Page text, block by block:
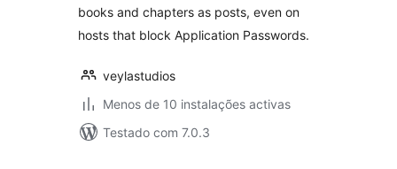
books and chapters as posts, even on
hosts that block Application Passwords.
veylastudios
Menos de 10 instalações activas
Testado com 7.0.3